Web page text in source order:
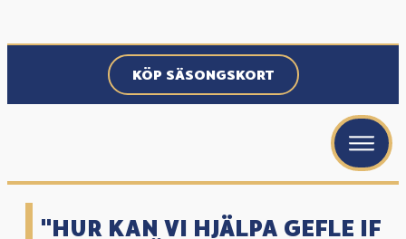
KÖP SÄSONGSKORT
"HUR KAN VI HJÄLPA GEFLE IF